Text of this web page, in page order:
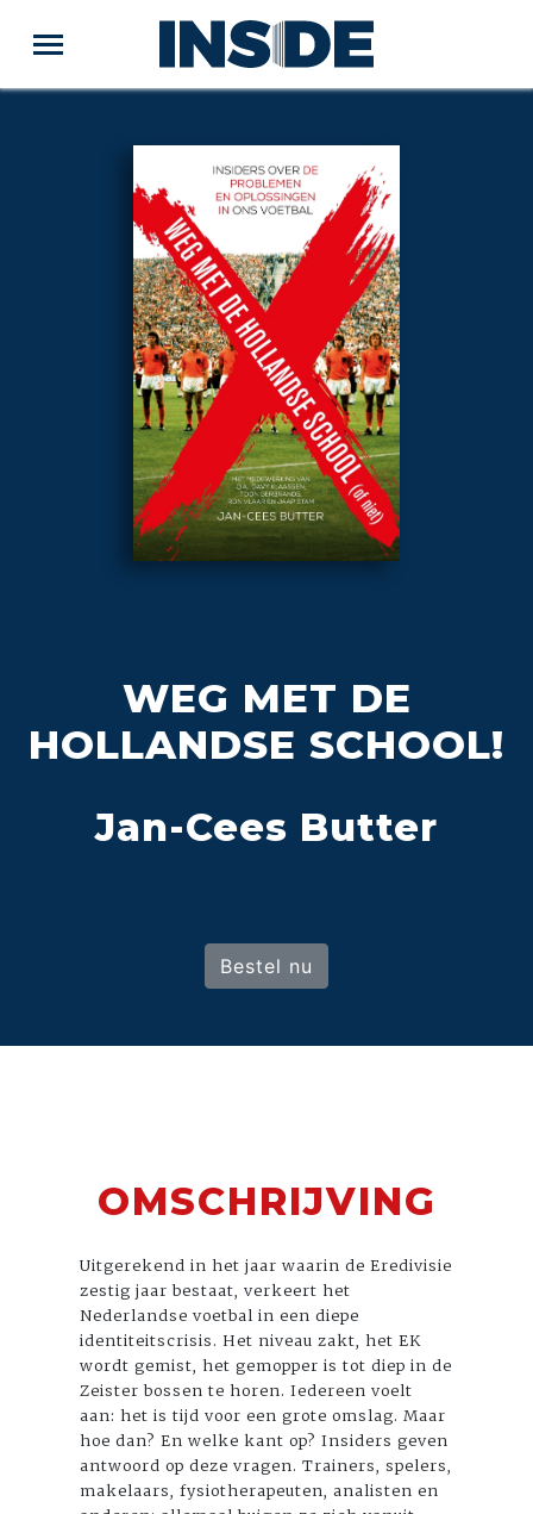
WEG MET DE
HOLLANDSE SCHOOL!
Jan-Cees Butter
Bestel nu
OMSCHRIJVING
Uitgerekend in het jaar waarin de Eredivisie
zestig jaar bestaat, verkeert het
Nederlandse voetbal in een diepe
identiteitscrisis. Het niveau zakt, het EK
wordt gemist, het gemopper is tot diep in de
Zeister bossen te horen. Iedereen voelt
aan: het is tijd voor een grote omslag. Maar
hoe dan? En welke kant op? Insiders geven
antwoord op deze vragen. Trainers, spelers,
makelaars, fysiotherapeuten, analisten en